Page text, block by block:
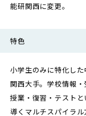
能研関西に変更。
特色
小学生のみに特化し
関西大手。学校情報
授業・復習・テスト
導くマルチスパイラ